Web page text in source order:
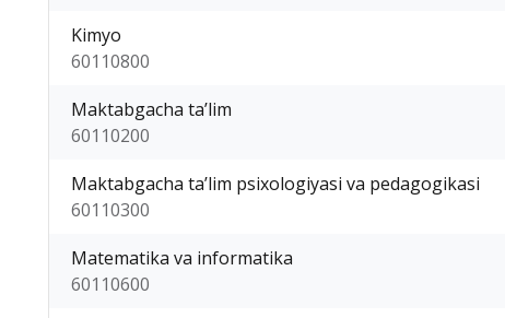
Kimyo
60110800
Maktabgacha ta’lim
60110200
Maktabgacha ta’lim psixologiyasi va pedagogikasi
60110300
Matematika va informatika
60110600